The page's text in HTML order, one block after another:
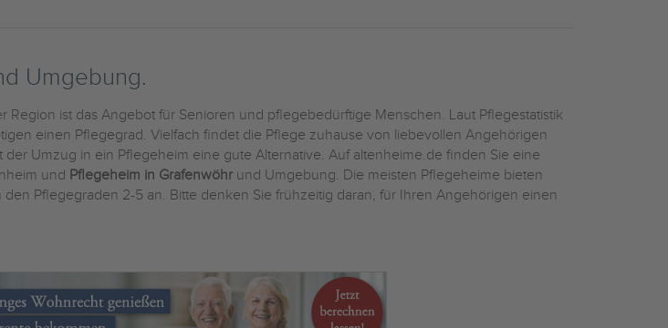
Umgebung.
ist das Angebot für Senioren und pflegebedürftige Menschen. Laut Pflegestatistik
einen Pflegegrad. Vielfach findet die Pflege zuhause von liebevollen Angehörigen
Umzug in ein Pflegeheim eine gute Alternative. Auf altenheime.de finden Sie eine
und Pflegeheim in Grafenwöhr und Umgebung. Die meisten Pflegeheime bieten
Pflegegraden 2-5 an. Bitte denken Sie frühzeitig daran, für Ihren Angehörigen einen